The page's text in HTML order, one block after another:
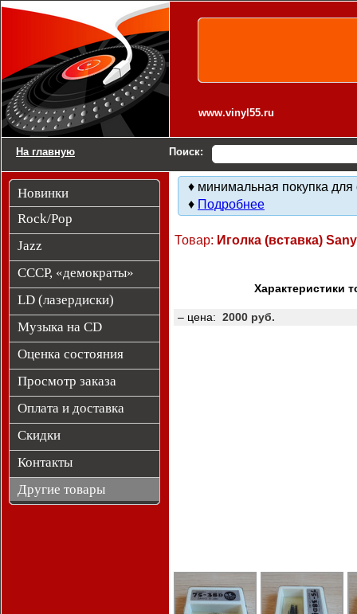
www.vinyl55.ru
На главную Поиск:
Новинки
Rock/Pop
Jazz
СССР, «демократы»
LD (лазердиски)
Музыка на CD
Оценка состояния
Просмотр заказа
Оплата и доставка
Скидки
Контакты
Другие товары
♦ минимальная покупка для
♦ Подробнее
Товар: Иголка (вставка)
Характеристики
– цена: 2000 руб.